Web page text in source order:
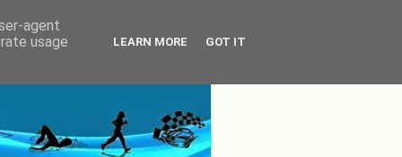
agent
usage
LEARN MORE GOT IT